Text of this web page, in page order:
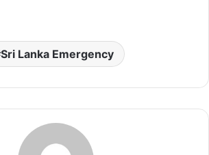
Sri Lanka Emergency